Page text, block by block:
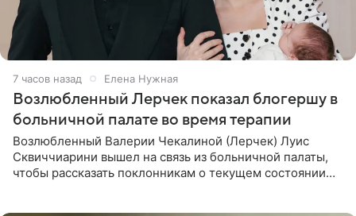
7 часов назад Елена Нужная
Возлюбленный Лерчек показал блогершу в
больничной палате во время терапии
Возлюбленный Валерии Чекалиной (Лерчек) Луис
Сквиччиарини вышел на связь из больничной палаты,
чтобы рассказать поклонникам о текущем состоянии